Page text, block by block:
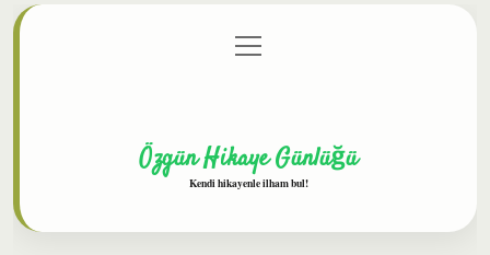
Gizlilik Politikası
menüyü
aç
Özgün Hikaye Günlüğü
Kendi hikayenle ilham bul!